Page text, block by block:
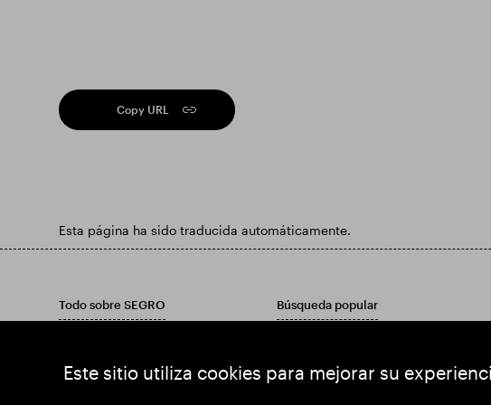
Este sitio utiliza cookies para mejorar su
Copy URL
Esta página ha sido traducida automáticamente.
Todo sobre SEGRO
Información más reciente
Búsqueda popular
Encuentra un país